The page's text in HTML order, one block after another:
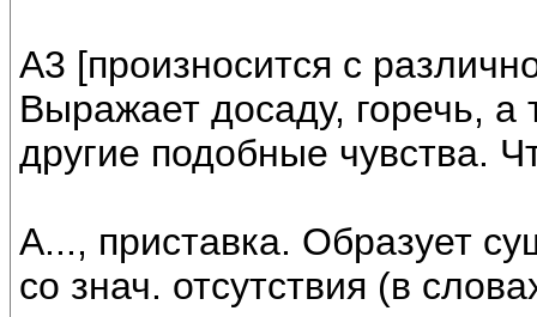
А3 [произносится с
Выражает досаду, горечь, а
другие подобные чувства.
А..., приставка. Образует
со знач. отсутствия (в